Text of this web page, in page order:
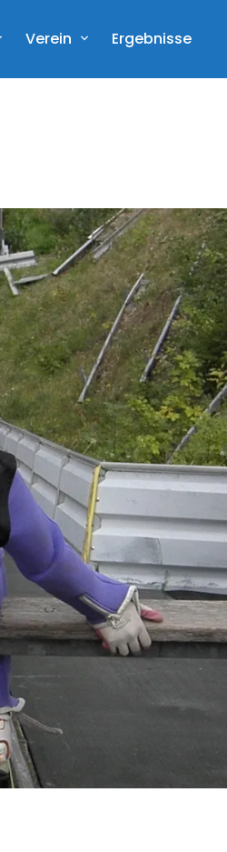
Verein Ergebnisse